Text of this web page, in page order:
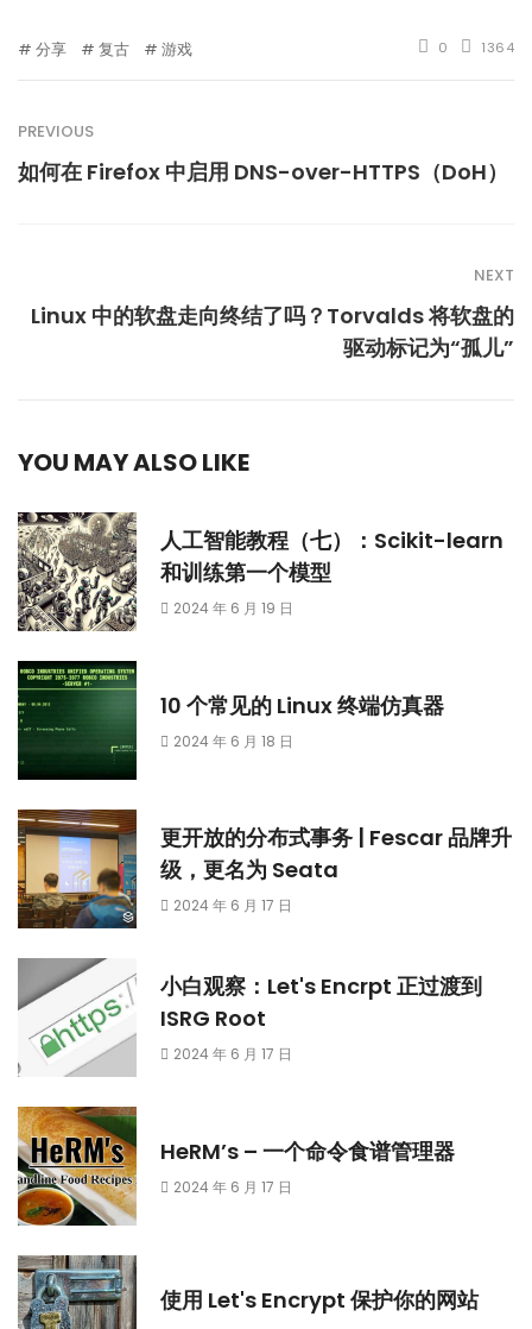
分享 复古 游戏 0 1364
PREVIOUS
如何在 Firefox 中启用 DNS-over-HTTPS（DoH）
NEXT
Linux 中的软盘走向终结了吗？Torvalds 将软盘的
驱动标记为“孤儿”
YOU MAY ALSO LIKE
人工智能教程（七）：Scikit-learn
和训练第一个模型
2024 年 6 月 19 日
10 个常见的 Linux 终端仿真器
2024 年 6 月 18 日
更开放的分布式事务 | Fescar 品牌升
级，更名为 Seata
2024 年 6 月 17 日
小白观察：Let's Encrpt 正过渡到
ISRG Root
2024 年 6 月 17 日
HeRM’s – 一个命令食谱管理器
2024 年 6 月 17 日
使用 Let's Encrypt 保护你的网站